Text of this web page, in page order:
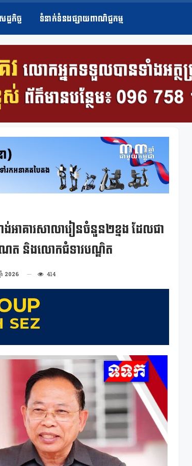
ដ្ឋកិច្ច ទំនាក់ទំនងផ្សាយពាណិជ្ជកម្ម
ាគារសាលារៀនចំនួន២ខ្នង ដែលជា
ែត និងលោកជំទាវបណ្ឌិត
ាំ 2026 414